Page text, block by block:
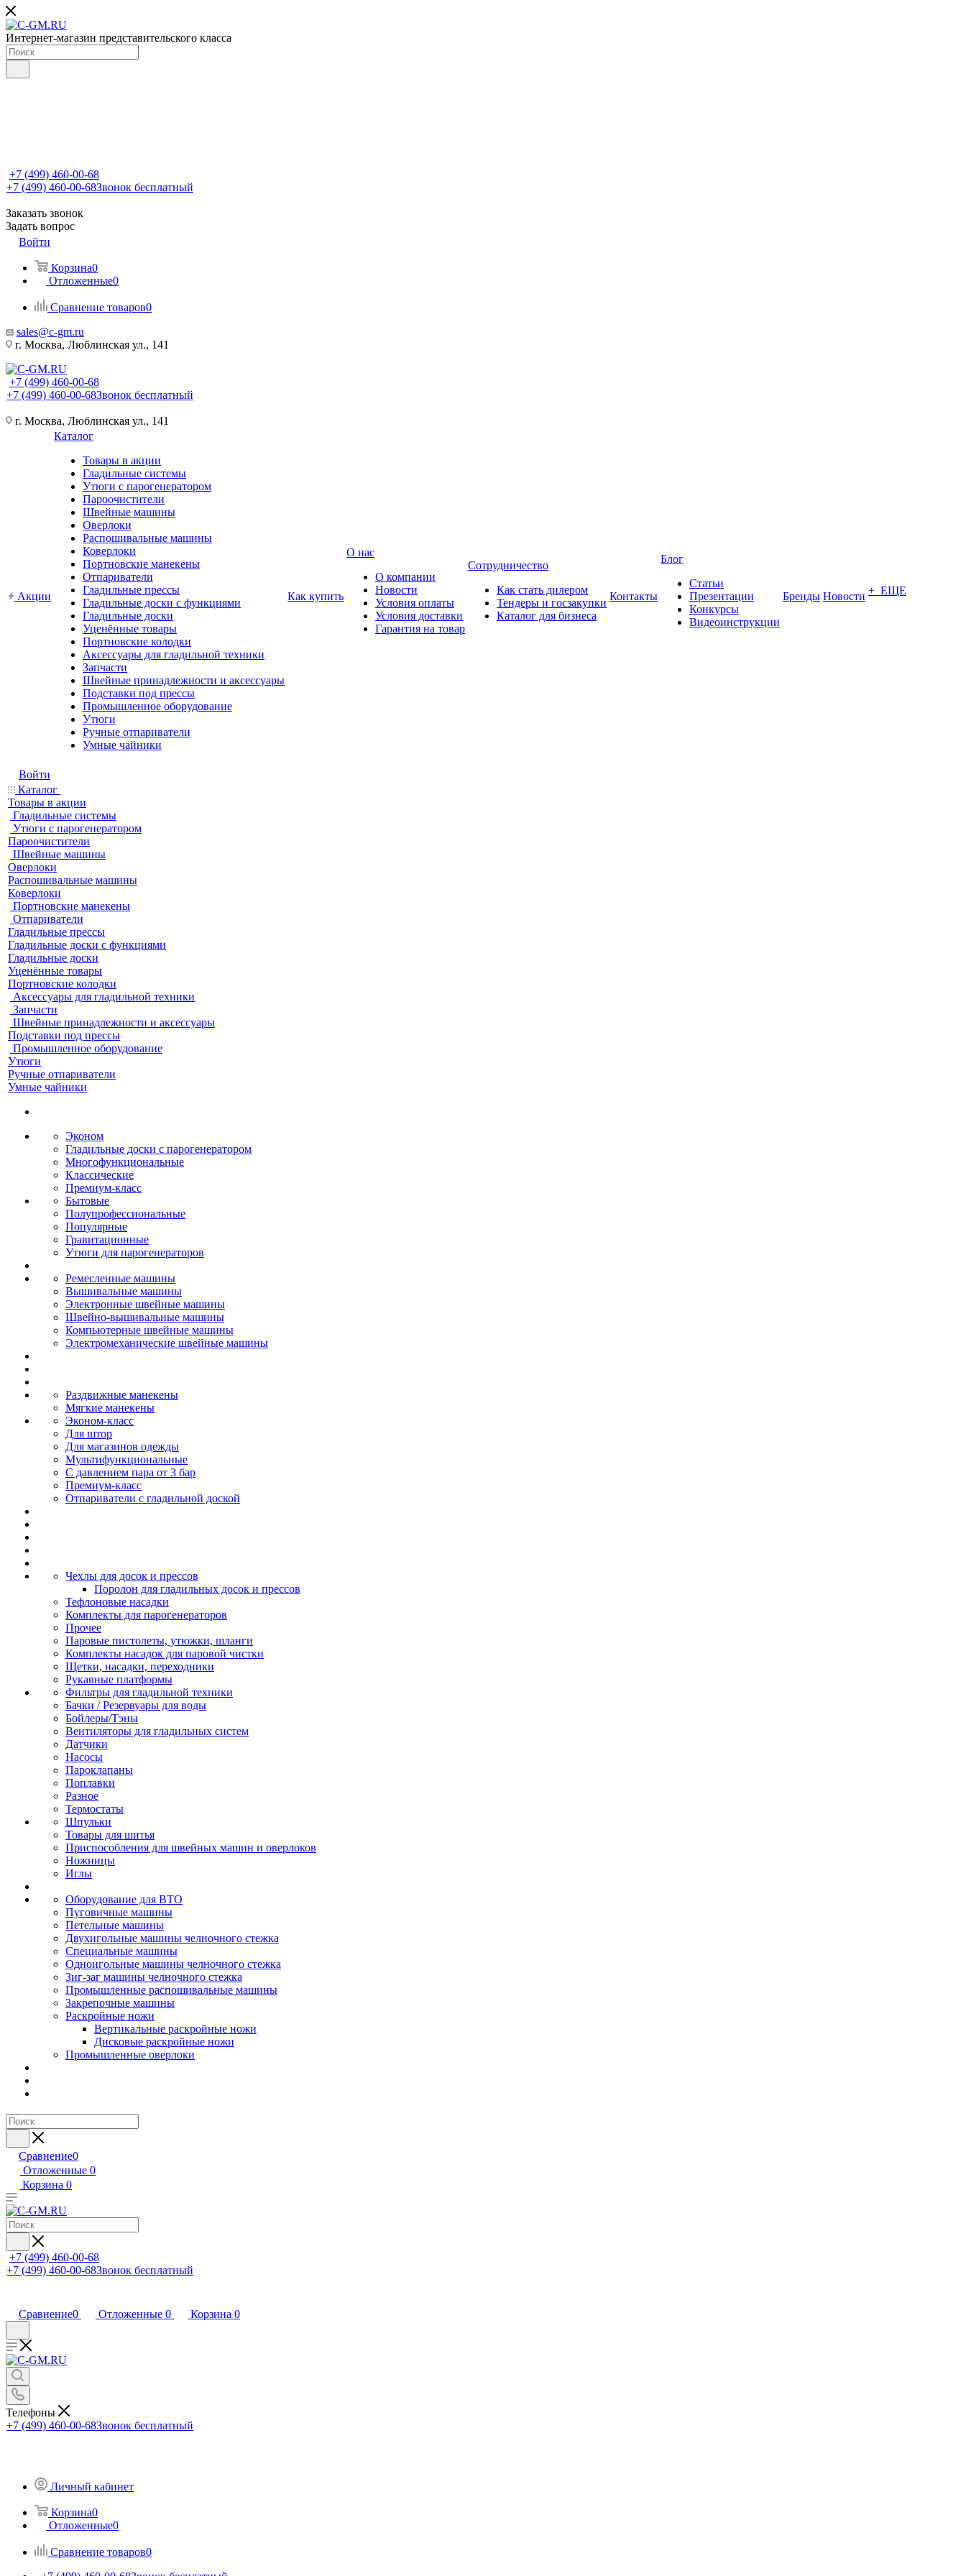
Интернет-магазин представительского класса
+7 (499) 460-00-68
+7 (499) 460-00-68Звонок бесплатный
Заказать звонок
Задать вопрос
Войти
Корзина0
Отложенные0
Сравнение товаров0
sales@c-gm.ru
г. Москва, Люблинская ул., 141
+7 (499) 460-00-68
+7 (499) 460-00-68Звонок бесплатный
г. Москва, Люблинская ул., 141
Акции
Каталог
Товары в акции
Гладильные системы
Утюги с парогенератором
Пароочистители
Швейные машины
Оверлоки
Распошивальные машины
Коверлоки
Портновские манекены
Отпариватели
Гладильные прессы
Гладильные доски с функциями
Гладильные доски
Уценённые товары
Портновские колодки
Аксессуары для гладильной техники
Запчасти
Швейные принадлежности и аксессуары
Подставки под прессы
Промышленное оборудование
Утюги
Ручные отпариватели
Умные чайники
Как купить
О нас
О компании
Новости
Условия оплаты
Условия доставки
Гарантия на товар
Сотрудничество
Как стать дилером
Тендеры и госзакупки
Каталог для бизнеса
Контакты
Блог
Статьи
Презентации
Конкурсы
Видеоинструкции
Бренды Новости + ЕЩЕ
Войти
Каталог
Товары в акции
Гладильные системы
Утюги с парогенератором
Пароочистители
Швейные машины
Оверлоки
Распошивальные машины
Коверлоки
Портновские манекены
Отпариватели
Гладильные прессы
Гладильные доски с функциями
Гладильные доски
Уценённые товары
Портновские колодки
Аксессуары для гладильной техники
Запчасти
Швейные принадлежности и аксессуары
Подставки под прессы
Промышленное оборудование
Утюги
Ручные отпариватели
Умные чайники
Эконом
Гладильные доски с парогенератором
Многофункциональные
Классические
Премиум-класс
Бытовые
Полупрофессиональные
Популярные
Гравитационные
Утюги для парогенераторов
Ремесленные машины
Вышивальные машины
Электронные швейные машины
Швейно-вышивальные машины
Компьютерные швейные машины
Электромеханические швейные машины
Раздвижные манекены
Мягкие манекены
Эконом-класс
Для штор
Для магазинов одежды
Мультифункциональные
С давлением пара от 3 бар
Премиум-класс
Отпариватели с гладильной доской
Чехлы для досок и прессов
Поролон для гладильных досок и прессов
Тефлоновые насадки
Комплекты для парогенераторов
Прочее
Паровые пистолеты, утюжки, шланги
Комплекты насадок для паровой чистки
Щетки, насадки, переходники
Рукавные платформы
Фильтры для гладильной техники
Бачки / Резервуары для воды
Бойлеры/Тэны
Вентиляторы для гладильных систем
Датчики
Насосы
Пароклапаны
Поплавки
Разное
Термостаты
Шпульки
Товары для шитья
Приспособления для швейных машин и оверлоков
Ножницы
Иглы
Оборудование для ВТО
Пуговичные машины
Петельные машины
Двухигольные машины челночного стежка
Специальные машины
Одноигольные машины челночного стежка
Зиг-заг машины челночного стежка
Промышленные распошивальные машины
Закрепочные машины
Раскройные ножи
Вертикальные раскройные ножи
Дисковые раскройные ножи
Промышленные оверлоки
Сравнение0
Отложенные 0
Корзина 0
+7 (499) 460-00-68
+7 (499) 460-00-68Звонок бесплатный
Сравнение0 Отложенные 0 Корзина 0
Телефоны
+7 (499) 460-00-68Звонок бесплатный
Личный кабинет
Корзина0
Отложенные0
Сравнение товаров0